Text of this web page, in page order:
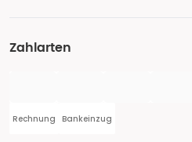
Zahlarten
Rechnung Bankeinzug